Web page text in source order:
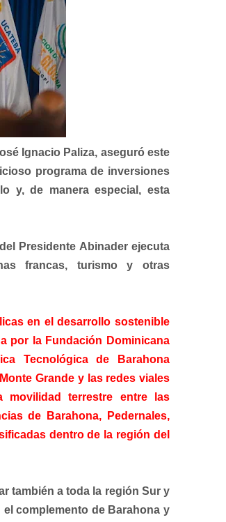
Ignacio Paliza, aseguró este
programa de inversiones
y, de manera especial, esta
Presidente Abinader ejecuta
francas, turismo y otras
en el desarrollo sostenible
por la Fundación Dominicana
Tecnológica de Barahona
Grande y las redes viales
movilidad terrestre entre las
de Barahona, Pedernales,
dentro de la región del
también a toda la región Sur y
complemento de Barahona y